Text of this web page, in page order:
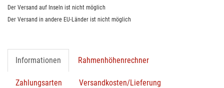
Der Versand auf Inseln ist nicht möglich
Der Versand in andere EU-Länder ist nicht möglich
Informationen Rahmenhöhenrechner
Zahlungsarten Versandkosten/Lieferung